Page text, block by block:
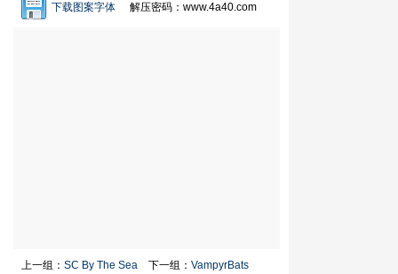
下载图案字体 解压密码：www.4a40.com
上一组： SC By The Sea 下一组： VampyrBats